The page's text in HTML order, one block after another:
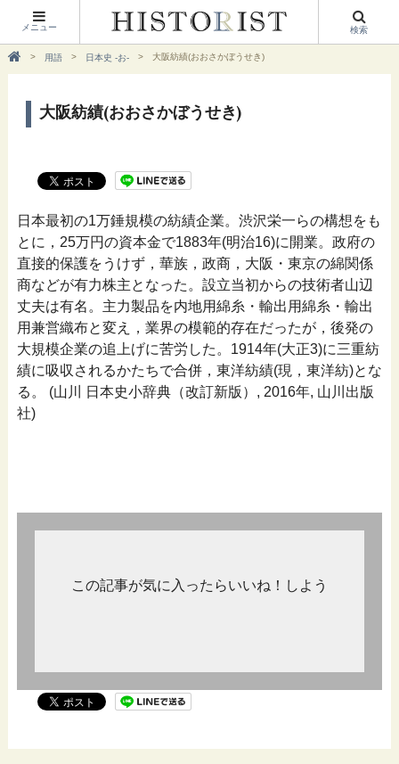
メニュー 検索
用語 日本史 -お- 大阪紡績(おおさかぼうせき)
大阪紡績(おおさかぼうせき)
日本最初の1万錘規模の紡績企業。渋沢栄一らの構想をも
とに，25万円の資本金で1883年(明治16)に開業。政府の
直接的保護をうけず，華族，政商，大阪・東京の綿関係
商などが有力株主となった。設立当初からの技術者山辺
丈夫は有名。主力製品を内地用綿糸・輸出用綿糸・輸出
用兼営織布と変え，業界の模範的存在だったが，後発の
大規模企業の追上げに苦労した。1914年(大正3)に三重紡
績に吸収されるかたちで合併，東洋紡績(現，東洋紡)とな
る。 (山川 日本史小辞典（改訂新版）, 2016年, 山川出版
社)
この記事が気に入ったらいいね！しよう